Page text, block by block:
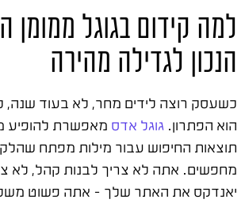
למה קידום בגוגל ממומן
הנכון לגדילה מהירה
כשעסק רוצה לידים מחר, לא בעוד שנה,
הוא הפתרון. גוגל אדס מאפשרת להופיע
תוצאות החיפוש עבור מילות מפתח
מחפשים. אתה לא צריך לבנות קהל, לא
יאנדקס את האתר שלך – אתה פשוט